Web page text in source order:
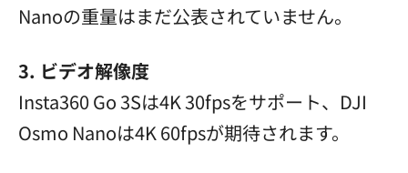
Nanoの重量はまだ公表されていません。
3. ビデオ解像度
Insta360 Go 3Sは4K 30fpsをサポート、DJI
Osmo Nanoは4K 60fpsが期待されます。